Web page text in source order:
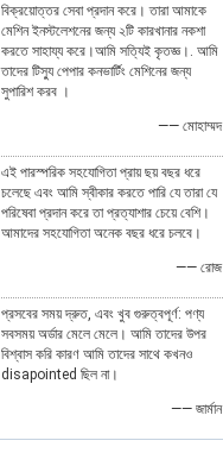
বিক্রয়োত্তর সেবা প্রদান করে। তারা আমাকে
মেশিন ইনস্টলেশনের জন্য ২টি কারখানার নকশা
করতে সাহায্য করে।আমি সত্যিই কৃতজ্ঞ।. আমি
তাদের টিস্যু পেপার কনভার্টিং মেশিনের জন্য
সুপারিশ করব ।
—— মোহাম্মদ
এই পারস্পরিক সহযোগিতা প্রায় ছয় বছর ধরে
চলেছে এবং আমি স্বীকার করতে পারি যে তারা যে
পরিষেবা প্রদান করে তা প্রত্যাশার চেয়ে বেশি।
আমাদের সহযোগিতা অনেক বছর ধরে চলবে।
—— রোজ
প্রসবের সময় দ্রুত, এবং খুব গুরুত্বপূর্ণ: পণ্য
সবসময় অর্ডার মেলে মেলে। আমি তাদের উপর
বিশ্বাস করি কারণ আমি তাদের সাথে কখনও
disapointed ছিল না।
—— জার্মান